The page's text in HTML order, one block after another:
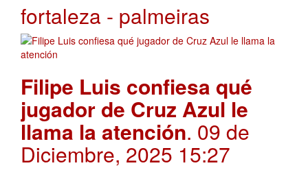
fortaleza - palmeiras
Filipe Luis confiesa qué
jugador de Cruz Azul le
llama la atención. 09 de
Diciembre, 2025 15:27